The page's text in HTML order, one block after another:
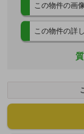
この物件の画
この物件の詳